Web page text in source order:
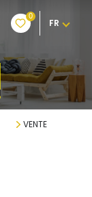
0
FR
VENTE